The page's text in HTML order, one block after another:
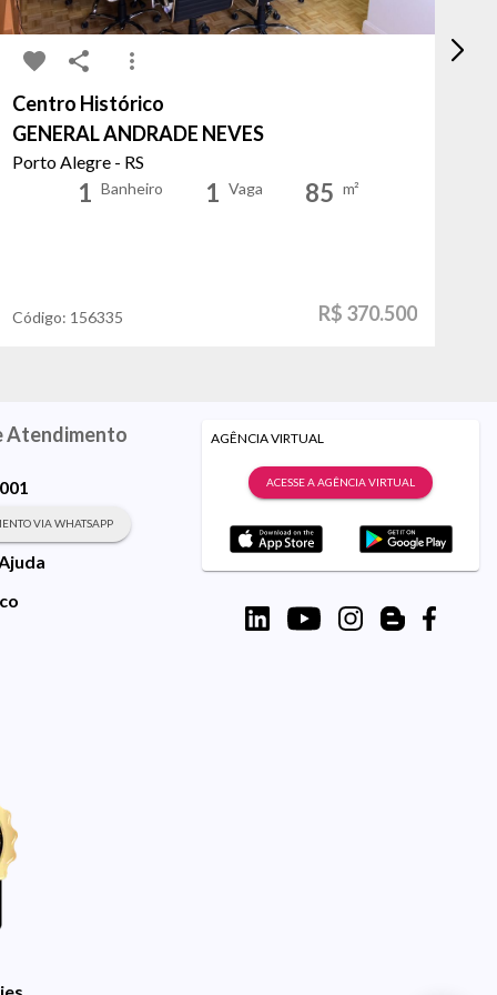
Centro Histórico
GENERAL ANDRADE NEVES
Porto Alegre - RS
1 Banheiro 1 Vaga 85 m²
Código: 156335 R$ 370.500
Atendimento
VIA WHATSAPP
AGÊNCIA VIRTUAL
ACESSE A AGÊNCIA VIRTUAL